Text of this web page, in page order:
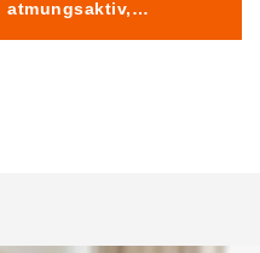
atmungsaktiv,